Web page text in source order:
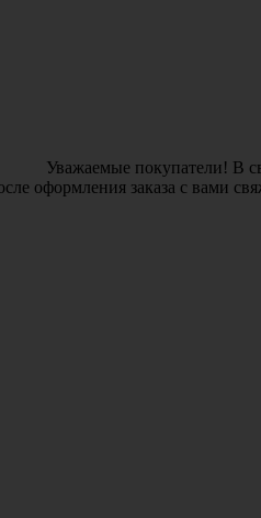
Уважаемые покупатели! В
оформления заказа с вами